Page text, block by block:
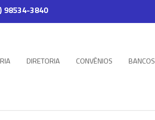
98534-3840
DIRETORIA CONVÊNIOS BANCOS